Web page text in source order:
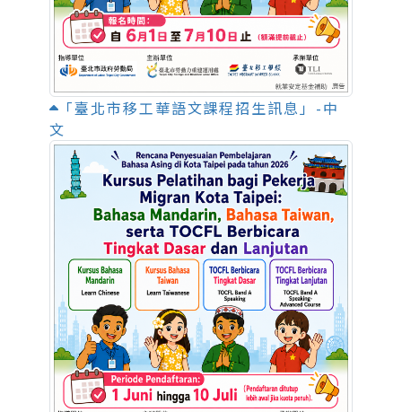
「臺北市移工華語文課程招生訊息」-中
文